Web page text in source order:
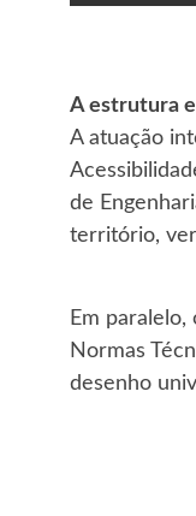
A estrutura
A atuação
de
território,
Em
Normas
desenho